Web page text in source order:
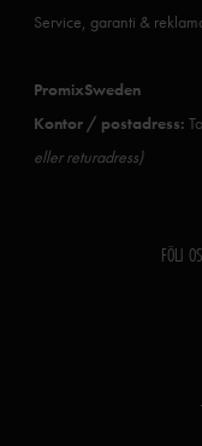
Service, garanti &
PromixSweden
Kontor / postadress:
eller returadress)
FÖLJ